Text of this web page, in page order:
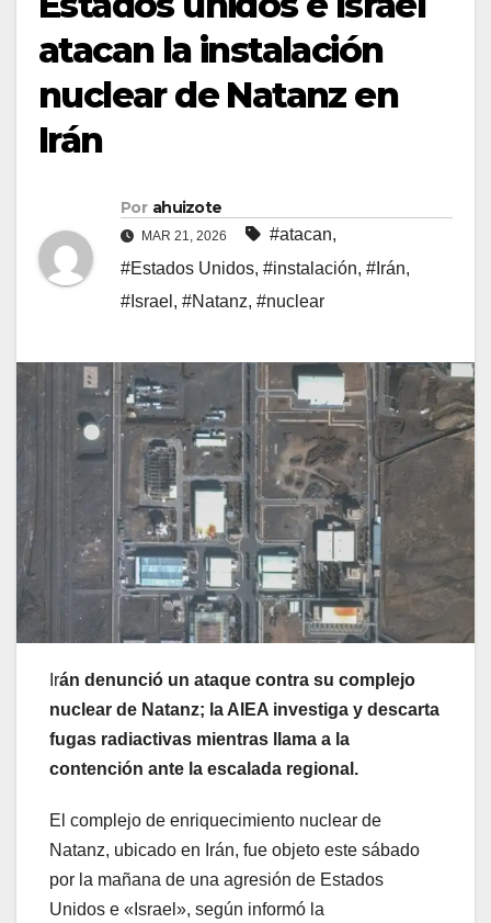
atacan la instalación
nuclear de Natanz en
Irán
Por ahuizote
MAR 21, 2026 #atacan,
#Estados Unidos, #instalación, #Irán,
#Israel , #Natanz, #nuclear
Irán denunció un ataque contra su complejo
nuclear de Natanz; la AIEA investiga y descarta
fugas radiactivas mientras llama a la
contención ante la escalada regional.
El complejo de enriquecimiento nuclear de
Natanz, ubicado en Irán, fue objeto este sábado
por la mañana de una agresión de Estados
Unidos e «Israel», según informó la